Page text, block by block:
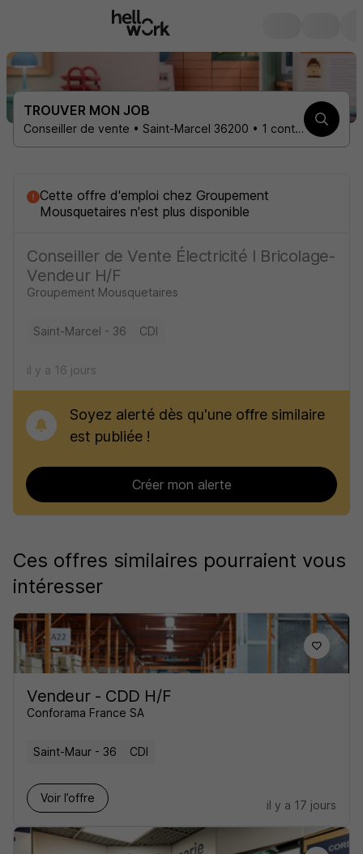
TROUVER MON JOB
Conseiller de vente • Saint-Marcel 36200 • 1 contrat
Cette offre d'emploi chez Groupement
Mousquetaires n'est plus disponible
Conseiller de Vente Électricité I Bricolage-
Vendeur H/F
Groupement Mousquetaires
Saint-Marcel - 36 CDI
il y a 16 jours
Soyez alerté dès qu'une offre similaire
est publiée !
Créer mon alerte
Ces offres similaires pourraient vous
intéresser
Vendeur - CDD H/F
Conforama France SA
Saint-Maur - 36 CDI
Voir l’offre
il y a 17 jours